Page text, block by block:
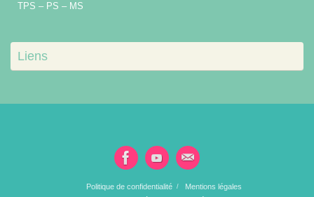
TPS – PS – MS
Liens
Politique de confidentialité
Mentions légales